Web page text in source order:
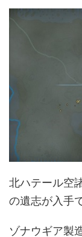
北ハテール空
の遺志が入手
ゾナウギア製